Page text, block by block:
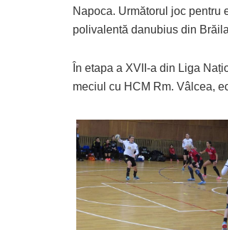
Napoca. Următorul joc pentru
polivalentă danubius din
În etapa a XVII-a din Liga
meciul cu HCM Rm. Vâlcea,